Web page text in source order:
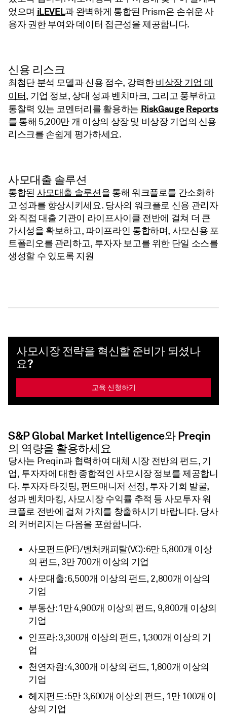
었으며 iLEVEL과 완벽하게 통합된 Prism은 손쉬운 사
용자 권한 부여와 데이터 접근성을 제공합니다.
신용 리스크
최첨단 분석 모델과 신용 점수, 강력한비상장 기업 데
이터, 기업 정보, 상대 성과 벤치마크, 그리고 풍부하고
통찰력 있는 코멘터리를 활용하는 RiskGauge Reports
를 통해 5,200만 개 이상의 상장 및 비상장 기업의 신용
리스크를 손쉽게 평가하세요.
사모대출 솔루션
통합된 사모대출 솔루션을 통해 워크플로를 간소화하
고 성과를 향상시키세요. 당사의 워크플로 신용 관리자
와 직접 대출 기관이 라이프사이클 전반에 걸쳐 더 큰
가시성을 확보하고, 파이프라인 통합하며, 사모신용 포
트폴리오를 관리하고, 투자자 보고를 위한 단일 소스를
생성할 수 있도록 지원
사모시장 전략을 혁신할 준비가 되셨나
요?
교육 신청하기
S&P Global Market Intelligence와 Preqin
의 역량을 활용하세요
당사는 Preqin과 협력하여 대체 시장 전반의 펀드, 기
업, 투자자에 대한 종합적인 사모시장 정보를 제공합니
다. 투자자 타깃팅, 펀드매니저 선정, 투자 기회 발굴,
성과 벤치마킹, 사모시장 수익률 추적 등 사모투자 워
크플로 전반에 걸쳐 가치를 창출하시기 바랍니다. 당사
의 커버리지는 다음을 포함합니다.
사모펀드(PE)/벤처캐피탈(VC): 6만 5,800개 이상
의 펀드, 3만 700개 이상의 기업
사모대출: 6,500개 이상의 펀드, 2,800개 이상의
기업
부동산: 1만 4,900개 이상의 펀드, 9,800개 이상의
기업
인프라: 3,300개 이상의 펀드, 1,300개 이상의 기
업
천연자원: 4,300개 이상의 펀드, 1,800개 이상의
기업
헤지펀드: 5만 3,600개 이상의 펀드, 1만 100개 이
상의 기업